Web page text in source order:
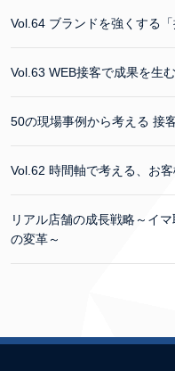
Vol.64 ブランドを強くする
Vol.63 WEB接客で成果を生む
50の現場事例から考える 接
Vol.62 時間軸で考える、お
リアル店舗の成長戦略～イ
の変革～